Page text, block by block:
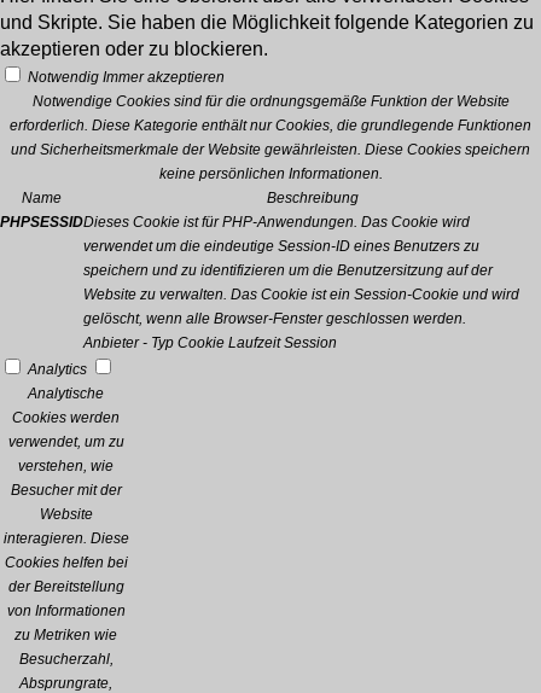
und Skripte. Sie haben die Möglichkeit folgende Kategorien zu
akzeptieren oder zu blockieren.
Notwendig Immer akzeptieren
Notwendige Cookies sind für die ordnungsgemäße Funktion der Website
erforderlich. Diese Kategorie enthält nur Cookies, die grundlegende Funktionen
und Sicherheitsmerkmale der Website gewährleisten. Diese Cookies speichern
keine persönlichen Informationen.
Name
Beschreibung
PHPSESSIDDieses Cookie ist für PHP-Anwendungen. Das Cookie wird
verwendet um die eindeutige Session-ID eines Benutzers zu
speichern und zu identifizieren um die Benutzersitzung auf der
Website zu verwalten. Das Cookie ist ein Session-Cookie und wird
gelöscht, wenn alle Browser-Fenster geschlossen werden.
Anbieter - Typ Cookie Laufzeit Session
Analytics
Analytische
Cookies werden
verwendet, um zu
verstehen, wie
Besucher mit der
Website
interagieren. Diese
Cookies helfen bei
der Bereitstellung
von Informationen
zu Metriken wie
Besucherzahl,
Absprungrate,